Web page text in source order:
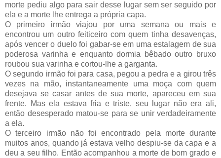
morte pediu algo para sair desse lugar sem ser seguido por
ela e a morte lhe entrega a própria capa.
O primeiro irmão viajou por uma semana ou mais e
encontrou um outro feiticeiro com quem tinha desavenças,
após vencer o duelo foi gabar-se em uma estalagem de sua
poderosa varinha e enquanto dormia bêbado outro bruxo
roubou sua varinha e cortou-lhe a garganta.
O segundo irmão foi para casa, pegou a pedra e a girou três
vezes na mão, instantaneamente
uma moça com quem
desejava se casar antes de sua morte, apareceu em sua
frente. Mas ela estava fria e triste, seu lugar não era ali,
então desesperado matou-se para se unir verdadeiramente
a ela.
O terceiro irmão não foi encontrado pela morte durante
muitos anos, quando já estava velho despiu-se da capa e a
deu a seu filho. Então acompanhou a morte de bom grado e